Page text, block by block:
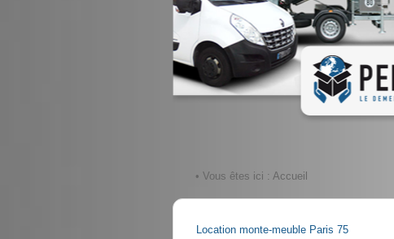
• Vous êtes ici : Accueil
Location monte-meuble Paris 75